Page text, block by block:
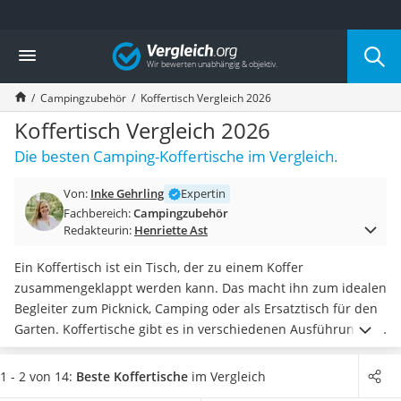
Die beliebtesten Vergleiche nach Kategorie
Freizeit & Sport
Gartentrampolin
Trampolin
Metalldetektor
Eufab-Fahrradträger
Trampolin 366 cm
Aluminium-Koffer
Futterboot
E-Bike-Dreirad
Trekkingschuhe Herren
Reisetasche mit Rollen
Klimmzugstation
Koffer
Nachtsichtgerät
Vergleich
Campingzubehör Koffertisch Vergleich 2026
Koffertisch Vergleich 2026
Die besten Camping-Koffertische im Vergleich.
Von: Inke Gehrling
Expertin
Fachbereich:Campingzubehör
Redakteurin: Henriette Ast
Ein Koffertisch ist ein Tisch, der zu einem Koffer
zusammengeklappt werden kann. Das macht ihn zum idealen
Begleiter zum Picknick, Camping oder als Ersatztisch für den
Garten. Koffertische gibt es in verschiedenen Ausführungen
für vier bis acht Personen. Achten Sie bei der Wahl der
Größe darauf, dass Koffertische beim zusammenklappen
1 - 2 von 14: Beste Koffertische im Vergleich